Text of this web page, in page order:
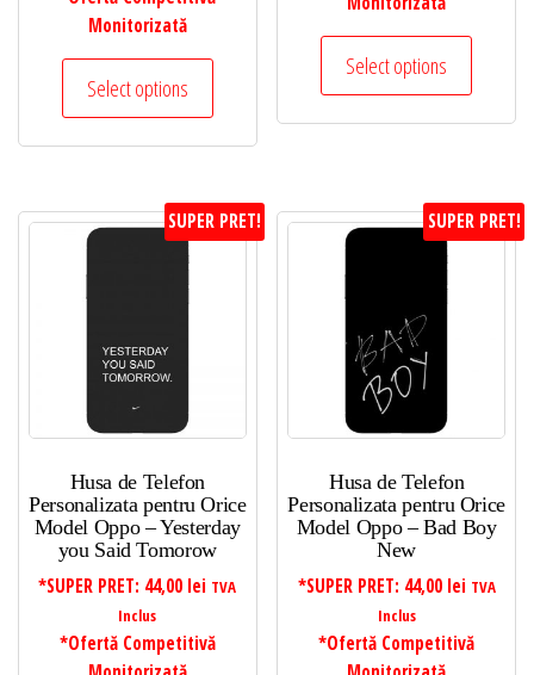
Monitorizată
Select options
Select options
SUPER PRET!
Husa de Telefon
Personalizata pentru Orice
Model Oppo – Yesterday
you Said Tomorow
*SUPER PRET: 44,00 lei TVA
Inclus
*Ofertă Competitivă
SUPER PRET!
Husa de Telefon
Personalizata pentru Orice
Model Oppo – Bad Boy
New
*SUPER PRET: 44,00 lei TVA
Inclus
*Ofertă Competitivă